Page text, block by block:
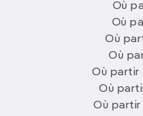
Où
Où
Où
Où
Où partir
Où
Où partir